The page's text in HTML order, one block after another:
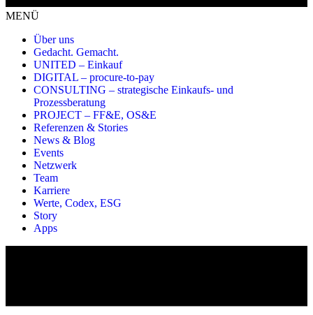
MENÜ
Über uns
Gedacht. Gemacht.
UNITED – Einkauf
DIGITAL – procure-to-pay
CONSULTING – strategische Einkaufs- und
Prozessberatung
PROJECT – FF&E, OS&E
Referenzen & Stories
News & Blog
Events
Netzwerk
Team
Karriere
Werte, Codex, ESG
Story
Apps